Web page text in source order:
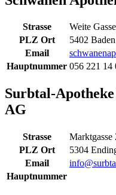
Strasse
Weite
PLZ Ort
5402 Baden
Email
Hauptnummer 056 221 14
Surbtal-
AG
Strasse
Marktgasse
PLZ Ort
5304
Email
Hauptnummer